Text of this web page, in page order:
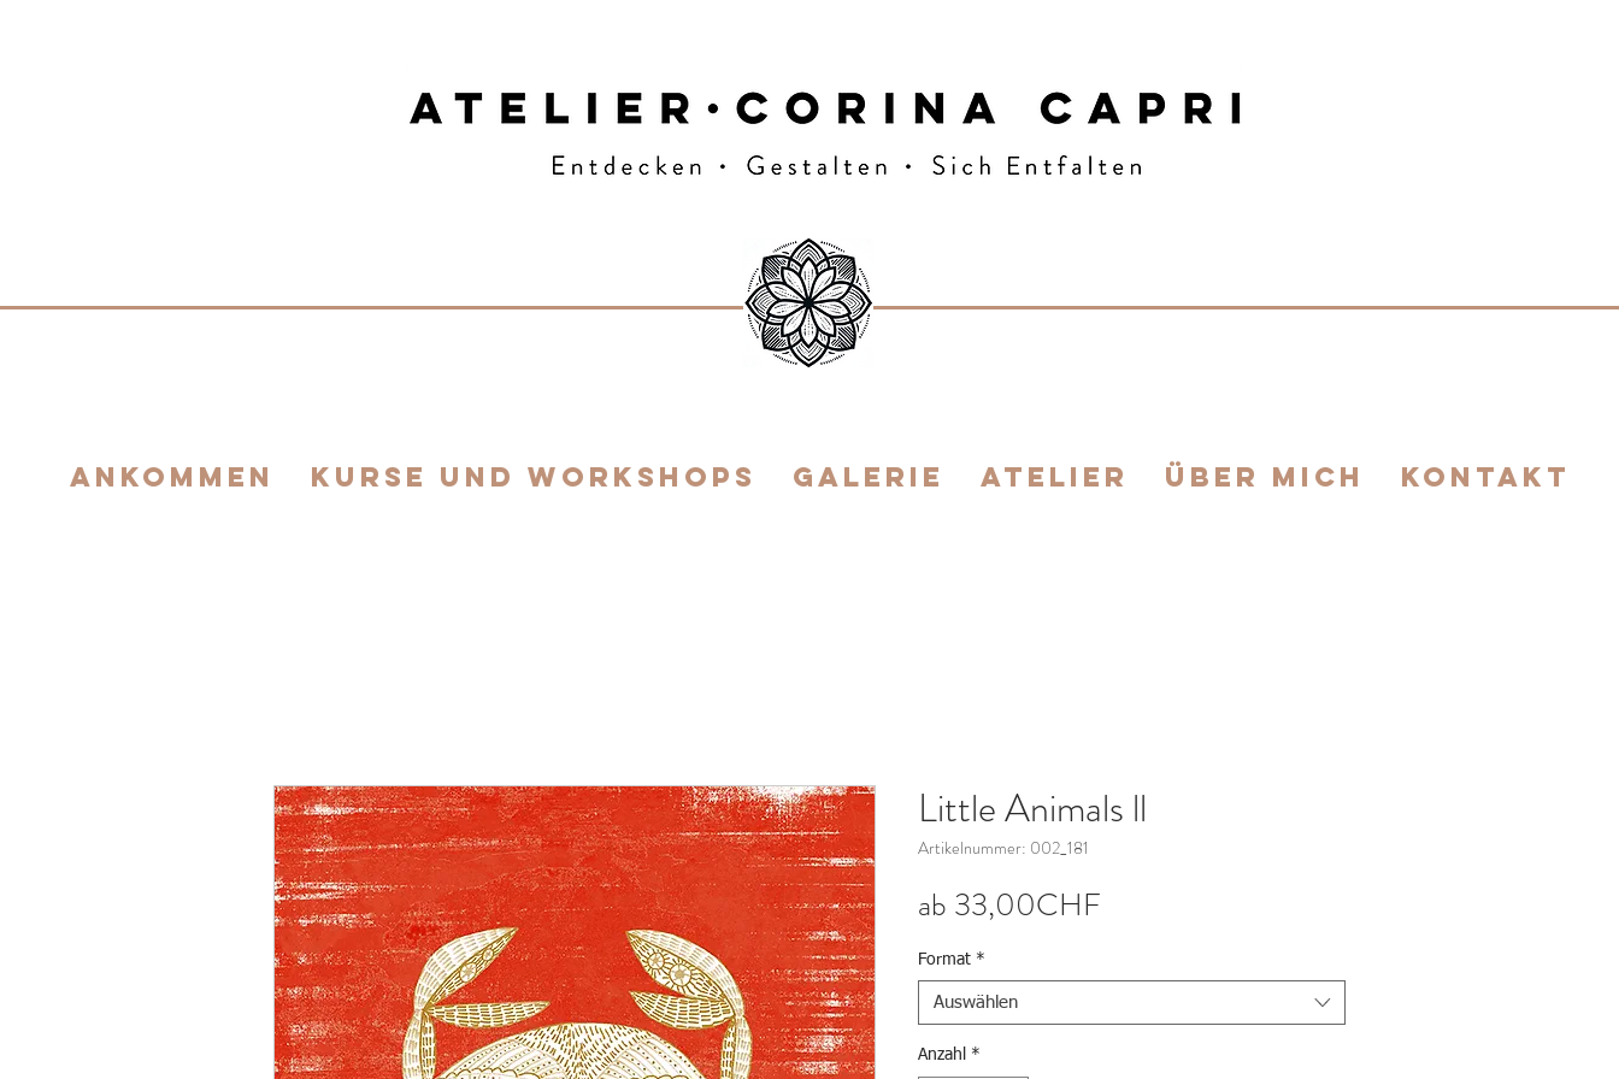
ankommen Kurse und Workshops Galerie ATELIER ÜBER MICH KONTAKT
Little Animals ll
Artikelnummer: 002_181
ab 33,00CHF
Format *
Auswählen
Anzahl *